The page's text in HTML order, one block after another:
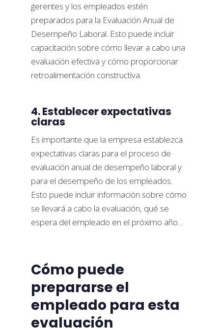
gerentes y los empleados estén
preparados para la Evaluación Anual de
Desempeño Laboral. Esto puede incluir
capacitación sobre cómo llevar a cabo una
evaluación efectiva y cómo proporcionar
retroalimentación constructiva.
4. Establecer expectativas
claras
Es importante que la empresa establezca
expectativas claras para el proceso de
evaluación anual de desempeño laboral y
para el desempeño de los empleados.
Esto puede incluir información sobre cómo
se llevará a cabo la evaluación, qué se
espera del empleado en el próximo año...
Cómo puede
prepararse el
empleado para esta
evaluación